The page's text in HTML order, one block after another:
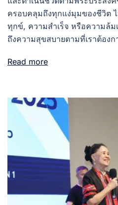
ครอบคลุมถึงทุกแง่มุมของชีวิต
ทุกข์, ความสำเร็จ หรือความล้ม
ถึงความสุขสบายตามที่เราต้อง
Read more